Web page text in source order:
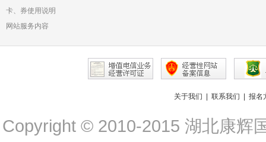
卡、券使用说明
网站服务内容
关于我们 联系我们 报名
Copyright © 2010-2015 湖北康辉